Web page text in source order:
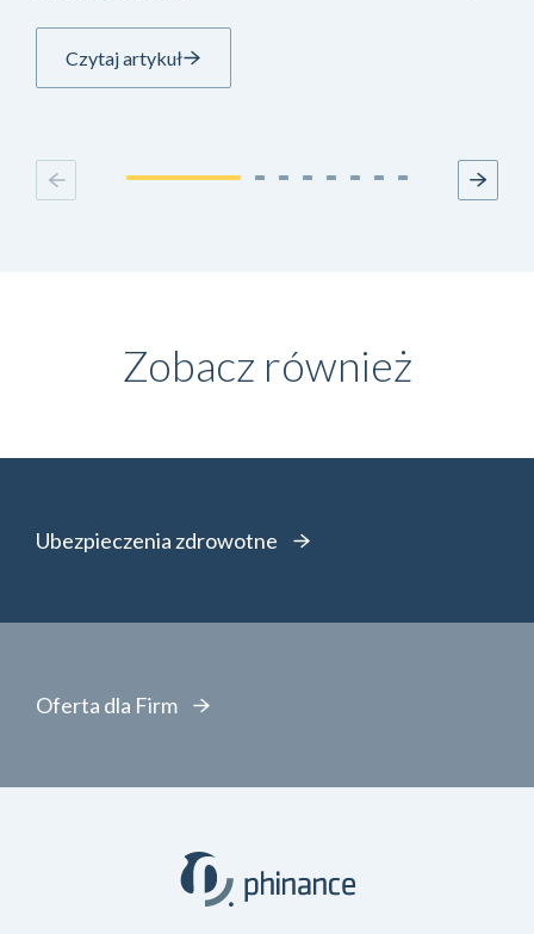
Czytaj artykuł
Zobacz również
Ubezpieczenia zdrowotne
Oferta dla Firm